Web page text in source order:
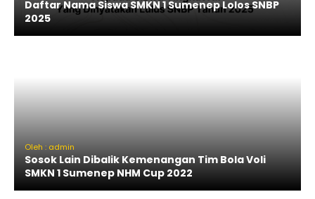
Daftar Nama Siswa SMKN 1 Sumenep Lolos SNBP
2025
Oleh : admin
Sosok Lain Dibalik Kemenangan Tim Bola Voli
SMKN 1 Sumenep NHM Cup 2022